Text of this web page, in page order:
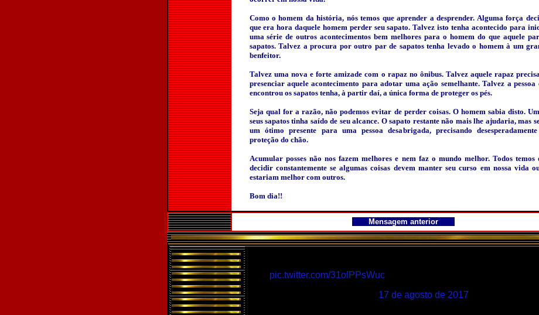
Como o homem da história, nós temos que aprender a desprender. Alguma força
que era hora daquele homem perder seu sapato. Talvez isto tenha acontecido para
uma série de outros acontecimentos bem melhores para o homem do que aquele
sapatos. Talvez a procura por outro par de sapatos tenha levado o homem à um
benfeitor.
Talvez uma nova e forte amizade com o rapaz no ônibus. Talvez aquele rapaz
presenciar aquele acontecimento para adotar uma ação semelhante. Talvez a pessoa
encontrou os sapatos tenha, à partir daí, a única forma de proteger os pés.
Seja qual for a razão, não podemos evitar de perder coisas. O homem sabia disto.
seus sapatos tinha saído de seu alcance. O sapato restante não mais lhe ajudaria, mas
um ótimo presente para uma pessoa desabrigada, precisando
proteção do chão.
Acumular posses não nos fazem melhores e nem faz o mundo melhor. Todos temos
decidir constantemente se algumas coisas devem manter seu curso em nossa vida
estariam melhor com outros.
Bom dia!!
Mensagem anterior
pic.twitter.com/31olPPsWuc
17 de agosto de 2017